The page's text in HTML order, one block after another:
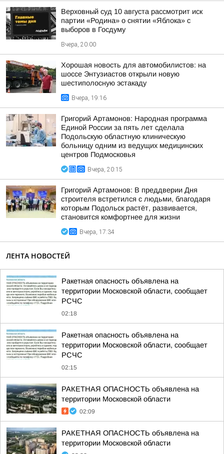
Верховный суд 10 августа рассмотрит иск
партии «Родина» о снятии «Яблока» с
выборов в Госдуму
Вчера, 20:00
Хорошая новость для автомобилистов: на
шоссе Энтузиастов открыли новую
шестиполосную эстакаду
Вчера, 19:16
Григорий Артамонов: Народная программа
Единой России за пять лет сделала
Подольскую областную клиническую
больницу одним из ведущих медицинских
центров Подмосковья
Вчера, 20:15
Григорий Артамонов: В преддверии Дня
строителя встретился с людьми, благодаря
которым Подольск растёт, развивается,
становится комфортнее для жизни
Вчера, 17:34
ЛЕНТА НОВОСТЕЙ
Ракетная опасность объявлена на
территории Московской области, сообщает
РСЧС
02:18
Ракетная опасность объявлена на
территории Московской области, сообщает
РСЧС
02:15
РАКЕТНАЯ ОПАСНОСТЬ объявлена на
территории Московской области
02:09
РАКЕТНАЯ ОПАСНОСТЬ объявлена на
территории Московской области